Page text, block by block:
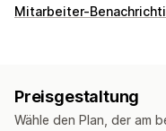
POS
Mitarbeiterverwaltung
Mitarbeiter-
Benutzerdefinierte
Preisgestaltung
Wähle den Plan, der am